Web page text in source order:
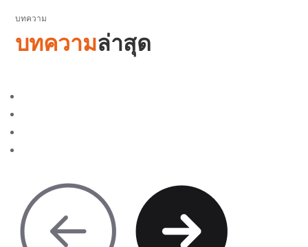
บทความ
บทความล่าสุด